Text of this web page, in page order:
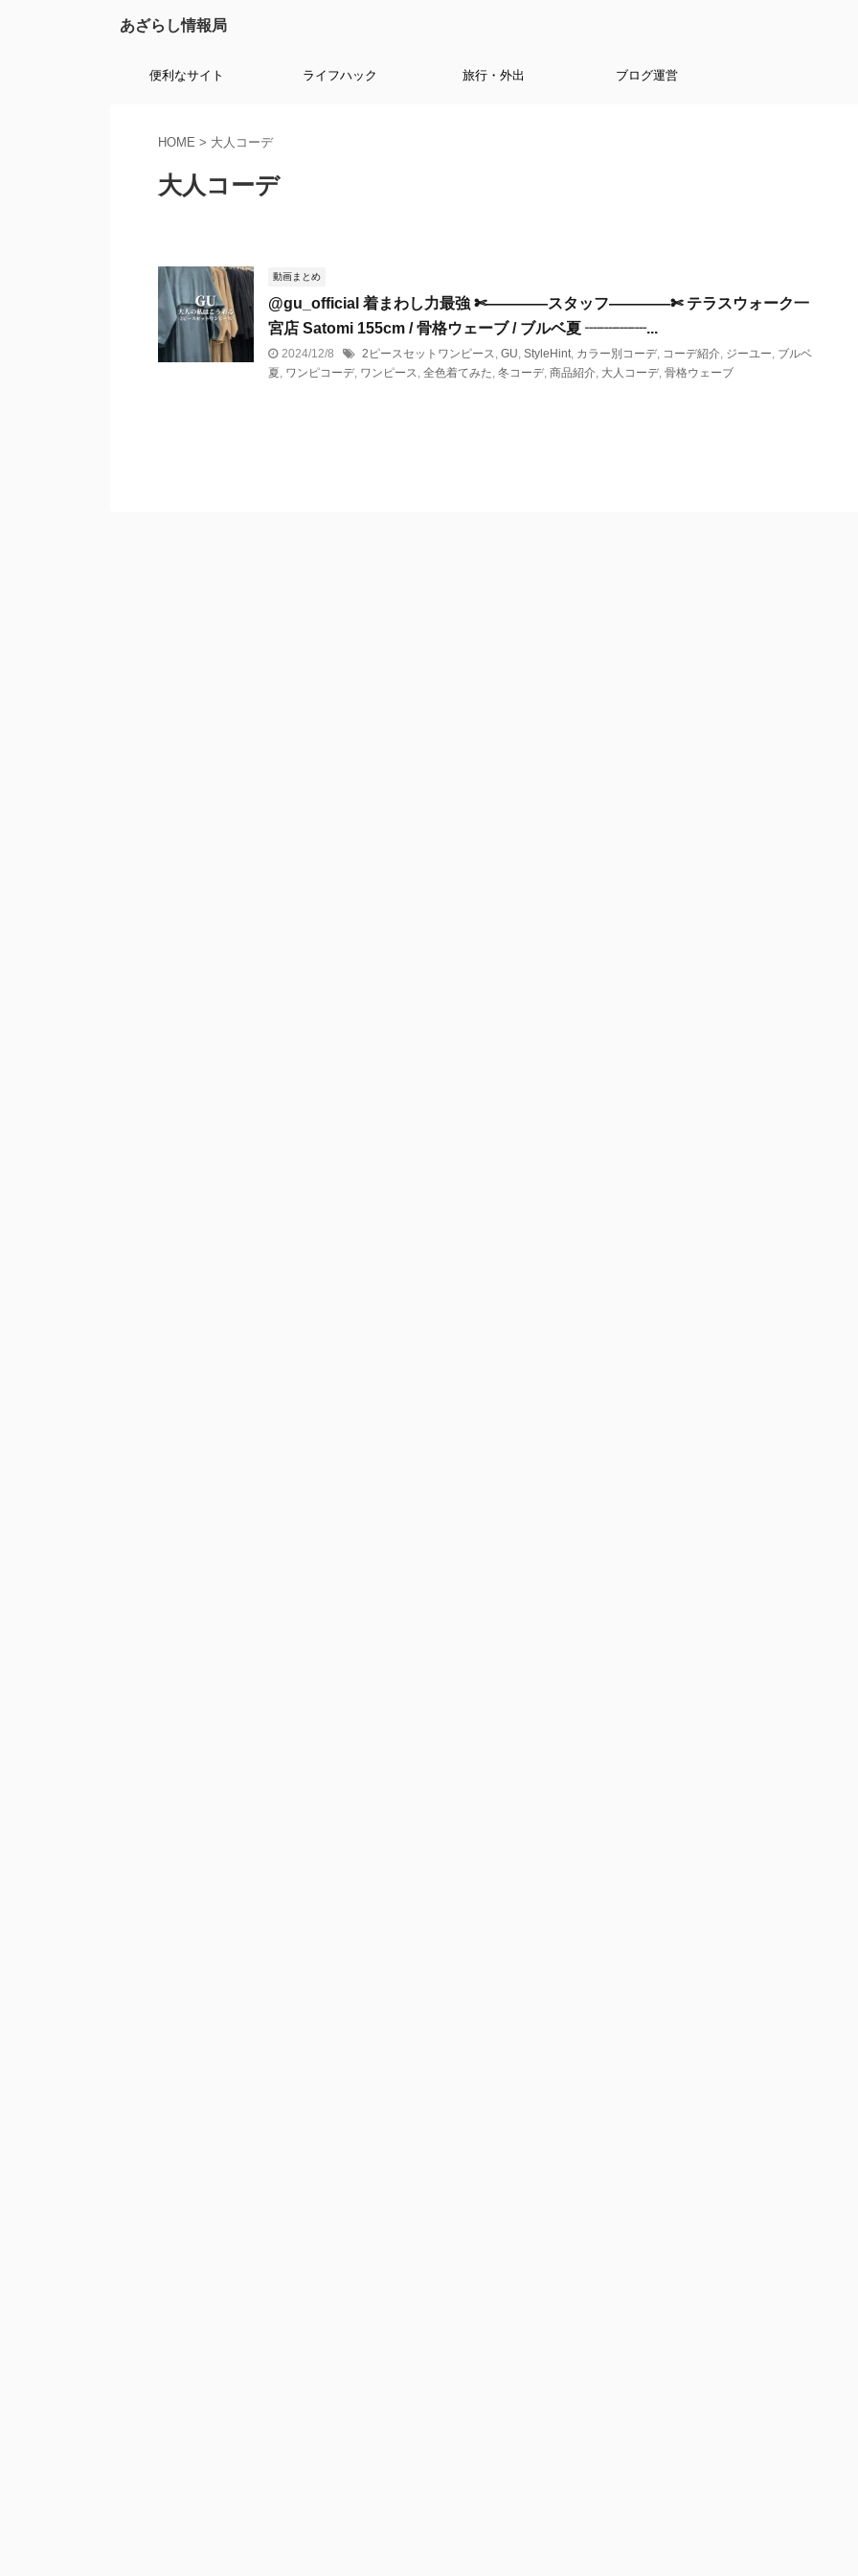
あざらし情報局
便利なサイト ライフハック 旅行・外出 ブログ運営
HOME > 大人コーデ
大人コーデ
動画まとめ
@gu_official 着まわし力最強 ✄————スタッフ————✄ テラスウォーク一
宮店 Satomi 155cm / 骨格ウェーブ / ブルベ夏 ┈┈┈┈...
2024/12/8 2ピースセットワンピース, GU, StyleHint, カラー別コーデ, コーデ紹介, ジーユー, ブルベ
夏, ワンピコーデ, ワンピース, 全色着てみた, 冬コーデ, 商品紹介, 大人コーデ, 骨格ウェーブ